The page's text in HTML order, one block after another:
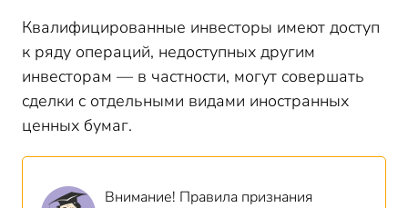
Квалифицированные инвесторы имеют доступ
к ряду операций, недоступных другим
инвесторам — в частности, могут совершать
сделки с отдельными видами иностранных
ценных бумаг.
Внимание! Правила признания